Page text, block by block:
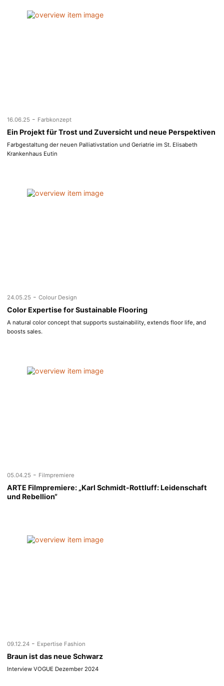
16.06.25 - Farbkonzept
Ein Projekt für Trost und Zuversicht und neue Perspektiven
Farbgestaltung der neuen Palliativstation und Geriatrie im St. Elisabeth
Krankenhaus Eutin
24.05.25 - Colour Design
Color Expertise for Sustainable Flooring
A natural color concept that supports sustainability, extends floor life, and
boosts sales.
05.04.25 - Filmpremiere
ARTE Filmpremiere: „Karl Schmidt-Rottluff: Leidenschaft
und Rebellion“
09.12.24 - Expertise Fashion
Braun ist das neue Schwarz
Interview VOGUE Dezember 2024